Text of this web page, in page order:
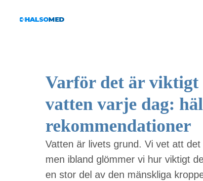
Varför det är
vatten varje dag:
rekommendationer
Vatten är livets grund. Vi vet att
men ibland glömmer vi hur viktigt
en stor del av den mänskliga